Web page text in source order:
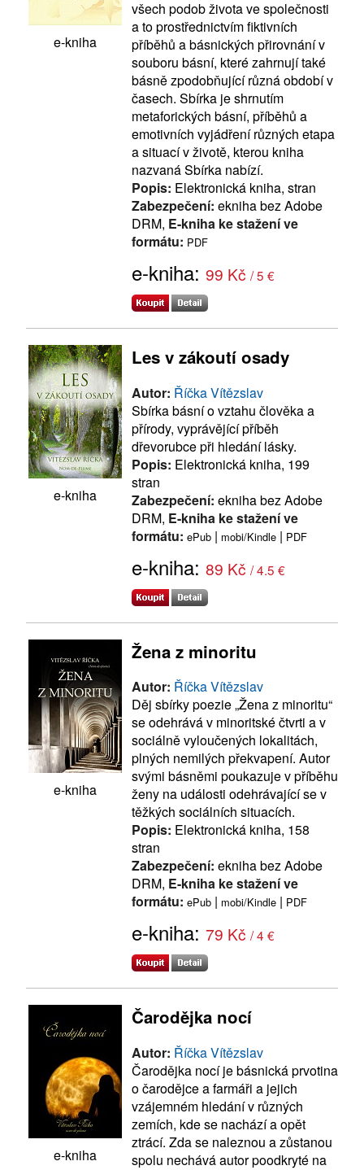
e-kniha
všech podob života ve společnosti
a to prostřednictvím fiktivních
příběhů a básnických přirovnání v
souboru básní, které zahrnují také
básně zpodobňující různá období v
časech. Sbírka je shrnutím
metaforických básní, příběhů a
emotivních vyjádření různých etapa
a situací v životě, kterou kniha
nazvaná Sbírka nabízí.
Popis: Elektronická kniha, stran
Zabezpečení: ekniha bez Adobe
DRM, E-kniha ke stažení ve
formátu: PDF
e-kniha: 99 Kč / 5 €
e-kniha
Les v zákoutí osady
Autor: Říčka Vítězslav
Sbírka básní o vztahu člověka a
přírody, vyprávějící příběh
dřevorubce při hledání lásky.
Popis: Elektronická kniha, 199
stran
Zabezpečení: ekniha bez Adobe
DRM, E-kniha ke stažení ve
formátu: ePub | mobi/Kindle | PDF
e-kniha: 89 Kč / 4.5 €
e-kniha
Žena z minoritu
Autor: Říčka Vítězslav
Děj sbírky poezie „Žena z minoritu“
se odehrává v minoritské čtvrti a v
sociálně vyloučených lokalitách,
plných nemilých překvapení. Autor
svými básněmi poukazuje v příběhu
ženy na události odehrávající se v
těžkých sociálních situacích.
Popis: Elektronická kniha, 158
stran
Zabezpečení: ekniha bez Adobe
DRM, E-kniha ke stažení ve
formátu: ePub | mobi/Kindle | PDF
e-kniha: 79 Kč / 4 €
e-kniha
Čarodějka nocí
Autor: Říčka Vítězslav
Čarodějka nocí je básnická prvotina
o čarodějce a farmáři a jejich
vzájemném hledání v různých
zemích, kde se nachází a opět
ztrácí. Zda se naleznou a zůstanou
spolu nechává autor poodkryté na